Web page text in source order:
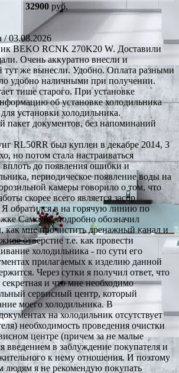
32900 руб.
/ 03.08.2026
BEKO RCNK 270K20 W. Доставили
Очень аккуратно внесли и
тут же вынесли. Удобно. Оплата разными
удобно наличными при получении.
тише старого. При установке
об установке холодильника
установки холодильника.
пакет документов, без напоминаний
RL50RR был куплен в декабре 2014, 3
но потом стала настраиваться
вплоть до появления ошибки и
периодическое появление воды на
камеры говорило о том, что
скорее всего является засор
Я обратился в на горячую линию по
Самсунг, подробно обозначил
как мне прочистить дренажный канал и
отверстие т.е. как провести
холодильника - по сути его
прилагаемых к изделию данной
Через сутки я получил ответ, что
и что мне необходимо
сервисный центр, который
моего холодильника. В
на холодильник отсутствует
необходимость проведения очистки
центре (причем за не малые
введением в заблуждение покупателя и
к нему отношения. И поэтому
людям я не рекомендую покупать